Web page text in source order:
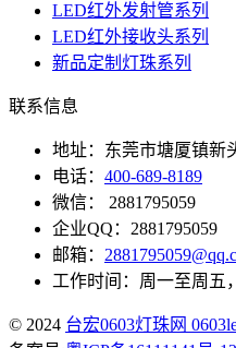
LED红外发射管系列
LED红外接收头系列
新品定制灯珠系列
联系信息
地址：东莞市塘厦镇新
电话： 400-689-8189
微信： 2881795059
企业QQ：2881795059
邮箱：
工作时间：周一至周五
© 2024 台宏0603灯珠网